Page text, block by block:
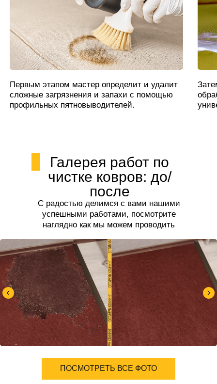
Первым этапом мастер определит и удалит
сложные загрязнения и запахи с помощью
профильных пятновыводителей.
Галерея работ по
чистке ковров: до/
после
С радостью делимся с вами нашими
успешными работами, посмотрите
наглядно как мы можем проводить
ПОСМОТРЕТЬ ВСЕ ФОТО